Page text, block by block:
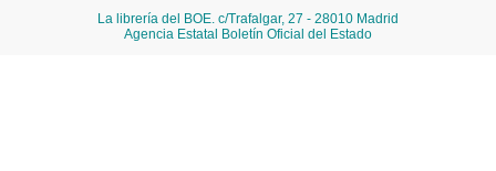
La librería del BOE. c/Trafalgar, 27 - 28010 Madrid
Agencia Estatal Boletín Oficial del Estado